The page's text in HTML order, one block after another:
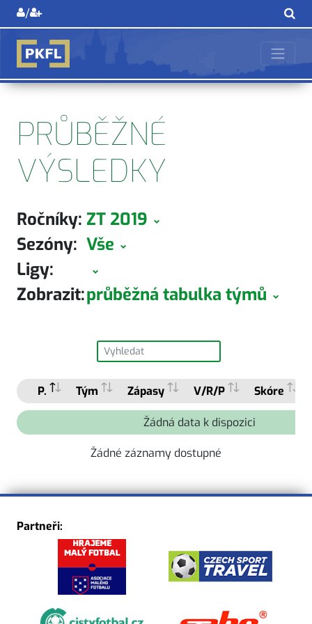
/
PRŮBĚŽNÉ
VÝSLEDKY
ZT 2019
Ročníky:
Vše
Sezóny:
Ligy:
průběžná tabulka týmů
Zobrazit:
P. Tým Zápasy V/R/P Skóre
Žádná data k dispozici
Žádné záznamy dostupné
Partneři: